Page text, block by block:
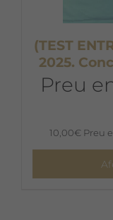
(TEST
2025.
Preu
10,00€ Preu